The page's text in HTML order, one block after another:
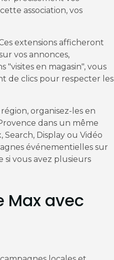
association, vos
extensions afficheront
vos annonces,
en magasin", vous
de clics pour respecter les
organisez-les en
dans un même
Display ou Vidéo
événementielles sur
vous avez plusieurs
Max avec